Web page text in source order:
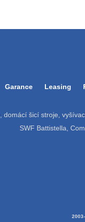
Garance Leasing
domácí šicí stroje,
SWF Battistella,